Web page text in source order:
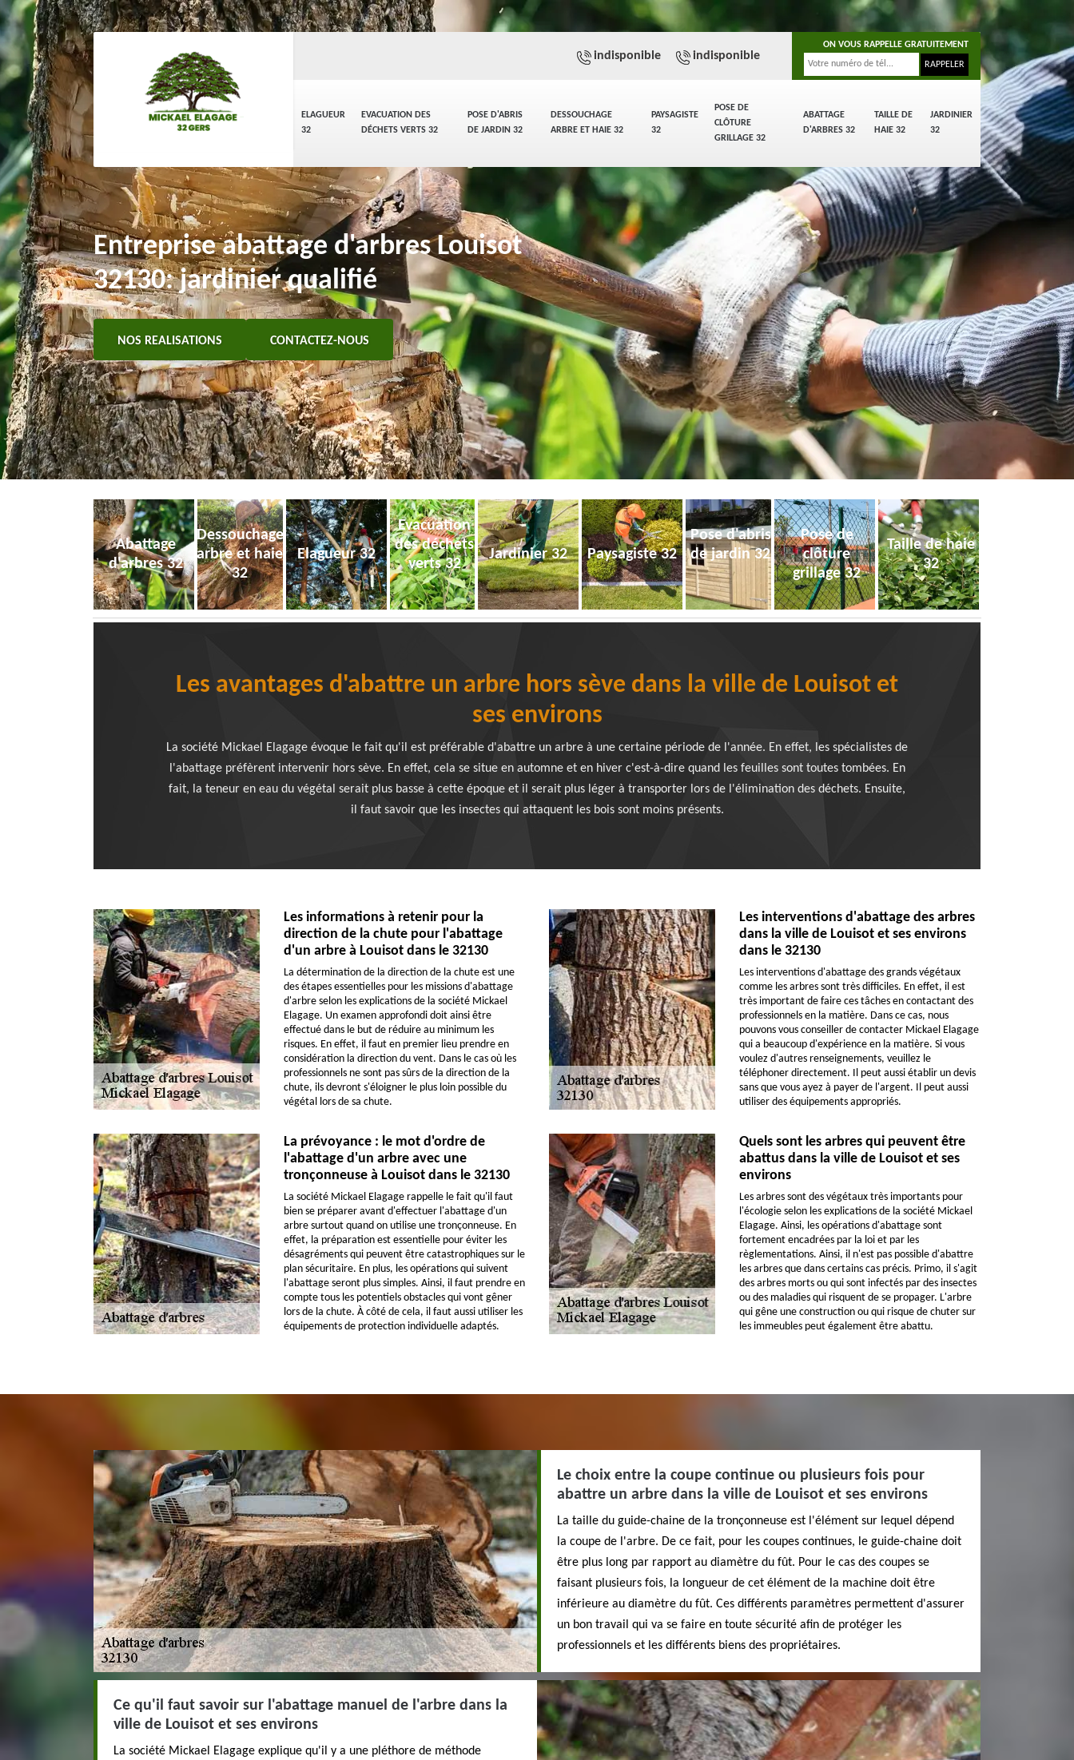
ELAGUEUR
32
EVACUATION DES
DÉCHETS VERTS 32
POSE D'ABRIS
DE JARDIN 32
DESSOUCHAGE
ARBRE ET HAIE 32
PAYSAGISTE
32
POSE DE
CLÔTURE
GRILLAGE 32
ABATTAGE
D'ARBRES 32
TAILLE DE
HAIE 32
JARDINIER
32
indisponible indisponible
ON VOUS RAPPELLE GRATUITEMENT
Entreprise abattage d'arbres Louisot
32130: jardinier qualifié
NOS REALISATIONS CONTACTEZ-NOUS
Abattage
d'arbres 32
Dessouchage
arbre et haie
32
Elagueur 32
Evacuation
des déchets
verts 32
Jardinier 32 Paysagiste 32
Pose d'abris
de jardin 32
Pose de
clôture
grillage 32
Taille de haie
32
Les avantages d'abattre un arbre hors sève dans la ville de Louisot et
ses environs
La société Mickael Elagage évoque le fait qu'il est préférable d'abattre un arbre à une certaine période de l'année. En effet, les spécialistes de
l'abattage préfèrent intervenir hors sève. En effet, cela se situe en automne et en hiver c'est-à-dire quand les feuilles sont toutes tombées. En
fait, la teneur en eau du végétal serait plus basse à cette époque et il serait plus léger à transporter lors de l'élimination des déchets. Ensuite,
il faut savoir que les insectes qui attaquent les bois sont moins présents.
Les informations à retenir pour la
direction de la chute pour l'abattage
d'un arbre à Louisot dans le 32130
La détermination de la direction de la chute est une
des étapes essentielles pour les missions d'abattage
d'arbre selon les explications de la société Mickael
Elagage. Un examen approfondi doit ainsi être
effectué dans le but de réduire au minimum les
risques. En effet, il faut en premier lieu prendre en
considération la direction du vent. Dans le cas où les
professionnels ne sont pas sûrs de la direction de la
chute, ils devront s'éloigner le plus loin possible du
végétal lors de sa chute.
Les interventions d'abattage des arbres
dans la ville de Louisot et ses environs
dans le 32130
Les interventions d'abattage des grands végétaux
comme les arbres sont très difficiles. En effet, il est
très important de faire ces tâches en contactant des
professionnels en la matière. Dans ce cas, nous
pouvons vous conseiller de contacter Mickael Elagage
qui a beaucoup d'expérience en la matière. Si vous
voulez d'autres renseignements, veuillez le
téléphoner directement. Il peut aussi établir un devis
sans que vous ayez à payer de l'argent. Il peut aussi
utiliser des équipements appropriés.
La prévoyance : le mot d'ordre de
l'abattage d'un arbre avec une
tronçonneuse à Louisot dans le 32130
La société Mickael Elagage rappelle le fait qu'il faut
bien se préparer avant d'effectuer l'abattage d'un
arbre surtout quand on utilise une tronçonneuse. En
effet, la préparation est essentielle pour éviter les
désagréments qui peuvent être catastrophiques sur le
plan sécuritaire. En plus, les opérations qui suivent
l'abattage seront plus simples. Ainsi, il faut prendre en
compte tous les potentiels obstacles qui vont gêner
lors de la chute. À côté de cela, il faut aussi utiliser les
équipements de protection individuelle adaptés.
Quels sont les arbres qui peuvent être
abattus dans la ville de Louisot et ses
environs
Les arbres sont des végétaux très importants pour
l'écologie selon les explications de la société Mickael
Elagage. Ainsi, les opérations d'abattage sont
fortement encadrées par la loi et par les
règlementations. Ainsi, il n'est pas possible d'abattre
les arbres que dans certains cas précis. Primo, il s'agit
des arbres morts ou qui sont infectés par des insectes
ou des maladies qui risquent de se propager. L'arbre
qui gêne une construction ou qui risque de chuter sur
les immeubles peut également être abattu.
Le choix entre la coupe continue ou plusieurs fois pour
abattre un arbre dans la ville de Louisot et ses environs
La taille du guide-chaine de la tronçonneuse est l'élément sur lequel dépend
la coupe de l'arbre. De ce fait, pour les coupes continues, le guide-chaine doit
être plus long par rapport au diamètre du fût. Pour le cas des coupes se
faisant plusieurs fois, la longueur de cet élément de la machine doit être
inférieure au diamètre du fût. Ces différents paramètres permettent d'assurer
un bon travail qui va se faire en toute sécurité afin de protéger les
professionnels et les différents biens des propriétaires.
Ce qu'il faut savoir sur l'abattage manuel de l'arbre dans la
ville de Louisot et ses environs
La société Mickael Elagage explique qu'il y a une pléthore de méthode